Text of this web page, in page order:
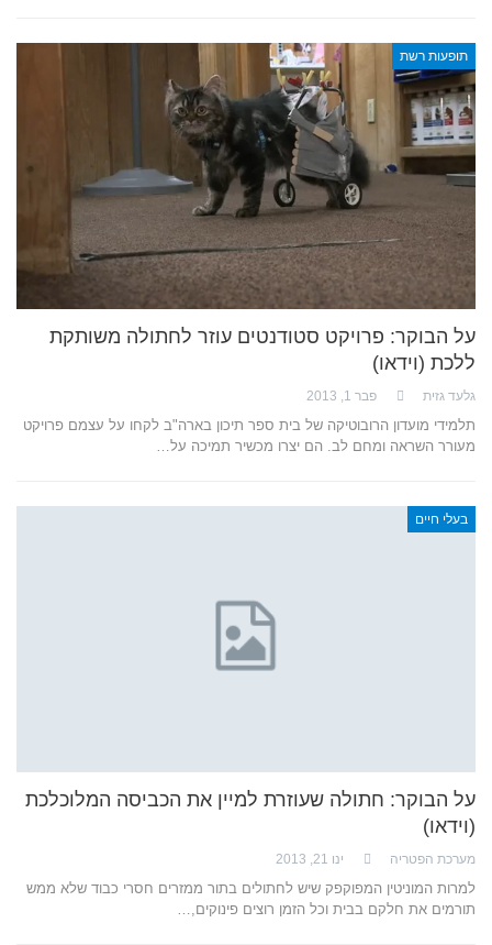
תופעות רשת
על הבוקר: פרויקט סטודנטים עוזר לחתולה משותקת
ללכת (וידאו)
גלעד גזית פבר 1, 2013
תלמידי מועדון הרובוטיקה של בית ספר תיכון בארה"ב לקחו על עצמם פרויקט
מעורר השראה ומחם לב. הם יצרו מכשיר תמיכה על…
בעלי חיים
על הבוקר: חתולה שעוזרת למיין את הכביסה המלוכלכת
(וידאו)
מערכת הפטריה ינו 21, 2013
למרות המוניטין המפוקפק שיש לחתולים בתור ממזרים חסרי כבוד שלא ממש
תורמים את חלקם בבית וכל הזמן רוצים פינוקים,…